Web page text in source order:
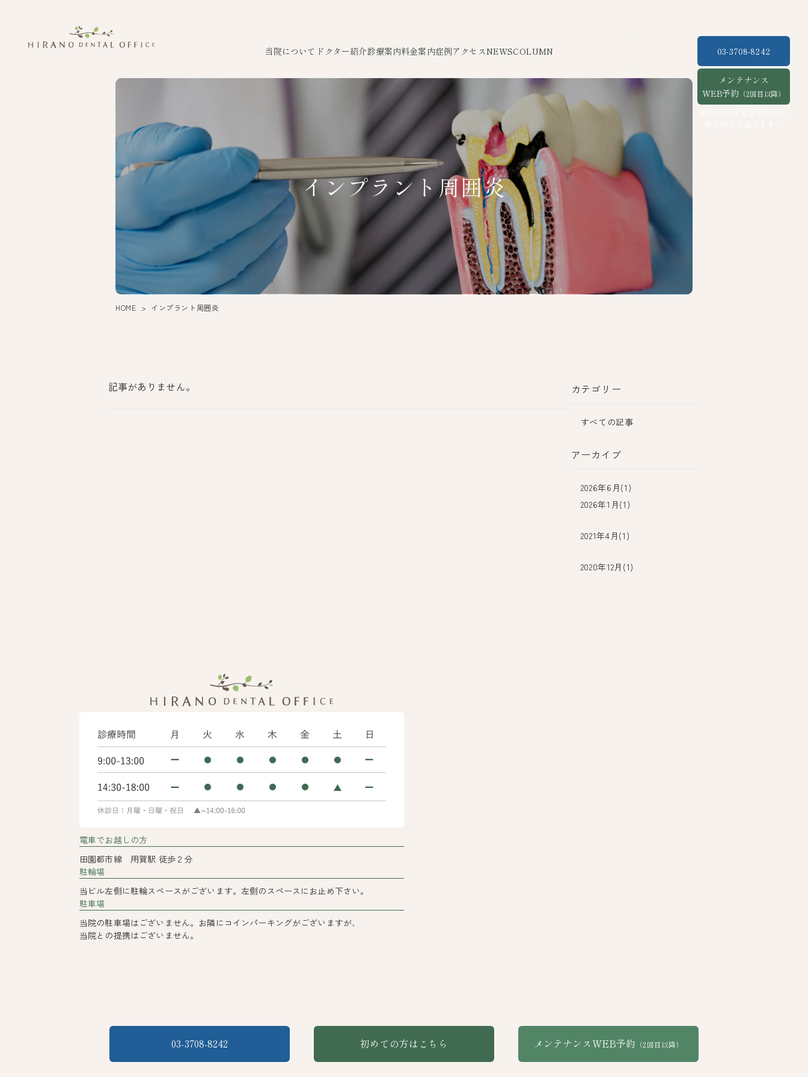
当院について ドクター紹介診療案内料金案内症例アクセスNEWSCOLUMN 03-3708-8242
メンテナンス
WEB予約 （2回目以降）
インプラント周囲炎
HOME インプラント周囲炎
記事がありません。 カテゴリー
すべての記事
アーカイブ
2026年6月(1)
2026年1月(1)
2021年4月(1)
2020年12月(1)
電車でお越しの方
田園都市線 用賀駅 徒歩２分
駐輪場
当ビル左側に駐輪スペースがございます。左側のスペースにお止め下さい。
駐車場
当院の駐車場はございません。お隣にコインパーキングがございますが、
当院との提携はございません。
03-3708-8242 初めての方はこちら メンテナンスWEB予約 （2回目以降）